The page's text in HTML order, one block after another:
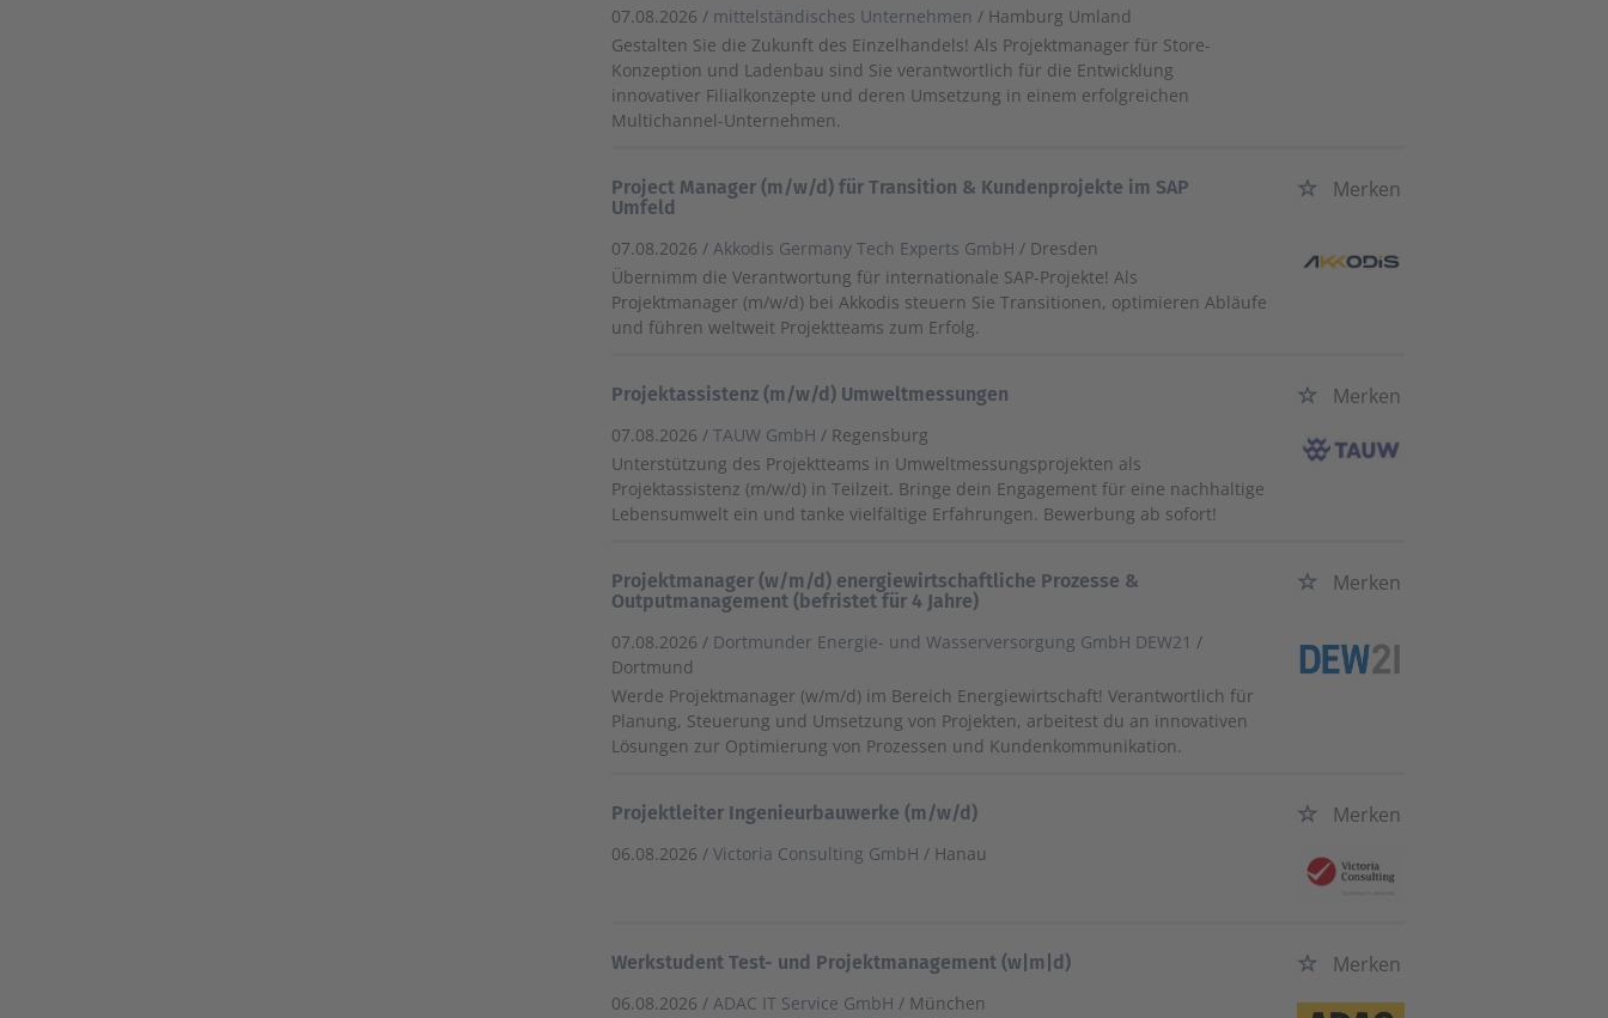
07.08.2026 / mittelständisches Unternehmen / Hamburg Umland
Gestalten Sie die Zukunft des Einzelhandels! Als Projektmanager für Store-
Konzeption und Ladenbau sind Sie verantwortlich für die Entwicklung
innovativer Filialkonzepte und deren Umsetzung in einem erfolgreichen
Multichannel-Unternehmen.
Project Manager (m/w/d) für Transition & Kundenprojekte im SAP
Umfeld
Merken
07.08.2026 /Akkodis Germany Tech Experts GmbH / Dresden
Übernimm die Verantwortung für internationale SAP-Projekte! Als
Projektmanager (m/w/d) bei Akkodis steuern Sie Transitionen, optimieren Abläufe
und führen weltweit Projektteams zum Erfolg.
Projektassistenz (m/w/d) Umweltmessungen Merken
07.08.2026 /TAUW GmbH / Regensburg
Unterstützung des Projektteams in Umweltmessungsprojekten als
Projektassistenz (m/w/d) in Teilzeit. Bringe dein Engagement für eine nachhaltige
Lebensumwelt ein und tanke vielfältige Erfahrungen. Bewerbung ab sofort!
Projektmanager (w/m/d) energiewirtschaftliche Prozesse &
Outputmanagement (befristet für 4 Jahre)
Merken
07.08.2026 / Dortmunder Energie- und Wasserversorgung GmbH DEW21 /
Dortmund
Werde Projektmanager (w/m/d) im Bereich Energiewirtschaft! Verantwortlich für
Planung, Steuerung und Umsetzung von Projekten, arbeitest du an innovativen
Lösungen zur Optimierung von Prozessen und Kundenkommunikation.
Projektleiter Ingenieurbauwerke (m/w/d) Merken
06.08.2026 /Victoria Consulting GmbH / Hanau
Werkstudent Test- und Projektmanagement (w|m|d) Merken
06.08.2026 / ADAC IT Service GmbH / München